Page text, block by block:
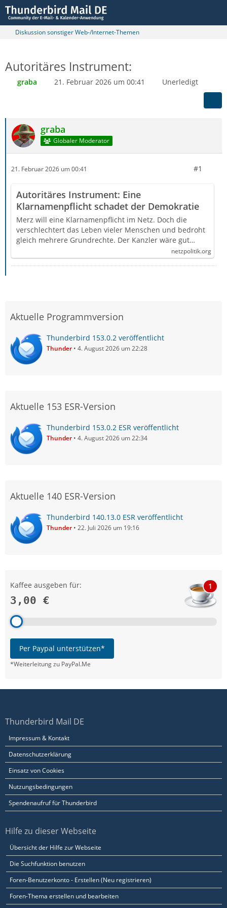
Diskussion sonstiger Web-/Internet-Themen
Autoritäres Instrument:
graba 21. Februar 2026 um 00:41 Unerledigt
graba
Globaler Moderator
21. Februar 2026 um 00:41 #1
Autoritäres Instrument: Eine
Klarnamenpflicht schadet der Demokratie
Merz will eine Klarnamenpflicht im Netz. Doch die
verschlechtert das Leben vieler Menschen und bedroht
gleich mehrere Grundrechte. Der Kanzler wäre gut…
netzpolitik.org
Aktuelle Programmversion
Thunderbird 153.0.2 veröffentlicht
Thunder 4. August 2026 um 22:28
Aktuelle 153 ESR-Version
Thunderbird 153.0.2 ESR veröffentlicht
Thunder 4. August 2026 um 22:34
Aktuelle 140 ESR-Version
Thunderbird 140.13.0 ESR veröffentlicht
Thunder 22. Juli 2026 um 19:16
Kaffee ausgeben für:
3,00 €
1
Per Paypal unterstützen*
*Weiterleitung zu PayPal.Me
Thunderbird Mail DE
Impressum & Kontakt
Datenschutzerklärung
Einsatz von Cookies
Nutzungsbedingungen
Spendenaufruf für Thunderbird
Hilfe zu dieser Webseite
Übersicht der Hilfe zur Webseite
Die Suchfunktion benutzen
Foren-Benutzerkonto - Erstellen (Neu registrieren)
Foren-Thema erstellen und bearbeiten